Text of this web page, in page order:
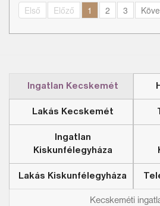
Első Előző 1 2 3
Ingatlan Kecskemét
Lakás Kecskemét
Ingatlan
Kiskunfélegyháza
Lakás Kiskunfélegyháza
Kecskeméti